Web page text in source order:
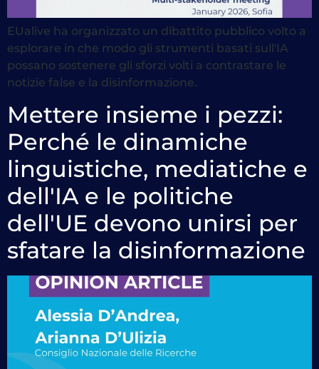
EUalive ha organizzato un dibattito pubblico volto a
esplorare in che modo gli strumenti basati sull'IA
possano sostenere gli sforzi volti a contrastare le
notizie false e la disinformazione.
Mettere insieme i pezzi:
Perché le dinamiche
linguistiche, mediatiche e
dell'IA e le politiche
dell'UE devono unirsi per
sfatare la disinformazione